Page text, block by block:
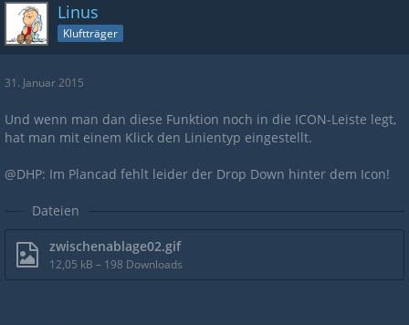
Linus
Kluftträger
31. Januar 2015
Und wenn man dan diese Funktion noch in die ICON-Leiste legt,
hat man mit einem Klick den Linientyp eingestellt.
@DHP: Im Plancad fehlt leider der Drop Down hinter dem Icon!
Dateien
zwischenablage02.gif
12,05 kB – 198 Downloads